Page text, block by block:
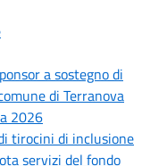
a sostegno di
di Terranova
2026
tirocini di inclusione
servizi del fondo